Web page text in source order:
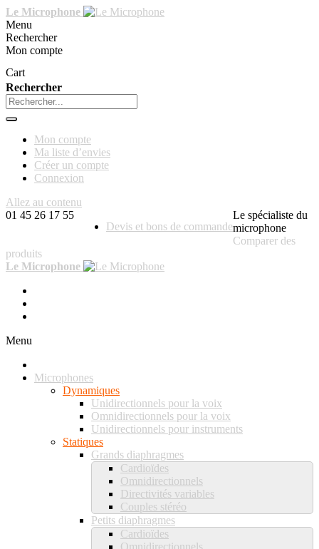
Le Microphone
Menu
Rechercher
Mon compte
Cart
Rechercher
Mon compte
Ma liste d’envies
Créer un compte
Connexion
Allez au contenu
01 45 26 17 55
Devis et bons de commande
Le spécialiste du
microphone
Comparer des
produits
Le Microphone
Menu
Microphones
Dynamiques
Unidirectionnels pour la voix
Omnidirectionnels pour la voix
Unidirectionnels pour instruments
Statiques
Grands diaphragmes
Cardioïdes
Omnidirectionnels
Directivités variables
Couples stéréo
Petits diaphragmes
Cardioïdes
Omnidirectionnels